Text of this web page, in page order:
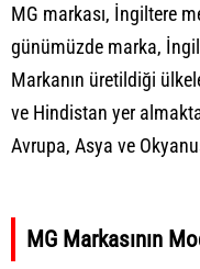
MG markası, İngiltere
günümüzde marka,
Markanın üretildiği
ve Hindistan yer
Avrupa, Asya ve
MG Markasının